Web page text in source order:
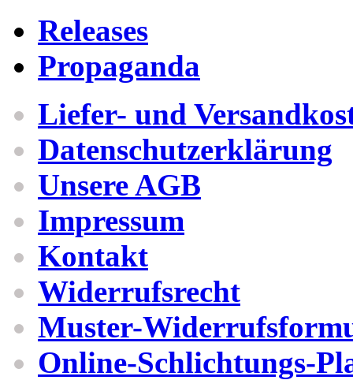
Releases
Propaganda
Liefer- und
Datenschutzerklärung
Unsere AGB
Impressum
Kontakt
Widerrufsrecht
Muster-
Online-Schlichtungs-